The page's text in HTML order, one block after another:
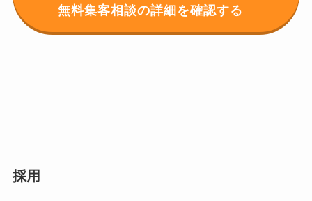
無料集客相談の詳細を確認する
採用